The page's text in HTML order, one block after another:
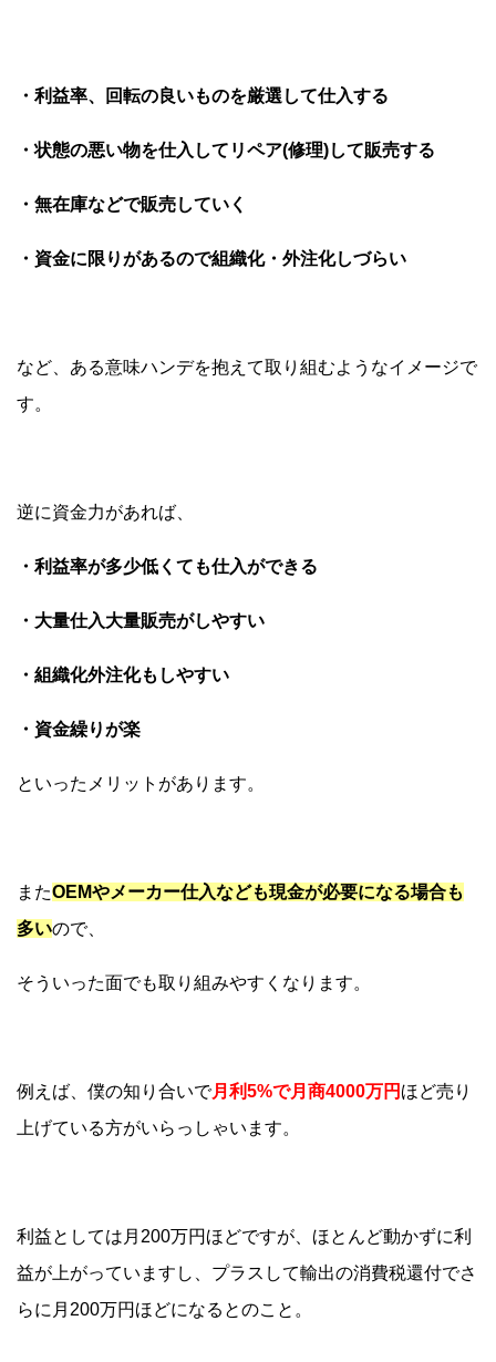
・利益率、回転の良いものを厳選して仕入する
・状態の悪い物を仕入してリペア(修理)して販売する
・無在庫などで販売していく
・資金に限りがあるので組織化・外注化しづらい
など、ある意味ハンデを抱えて取り組むようなイメージで
す。
逆に資金力があれば、
・利益率が多少低くても仕入ができる
・大量仕入大量販売がしやすい
・組織化外注化もしやすい
・資金繰りが楽
といったメリットがあります。
またOEMやメーカー仕入なども現金が必要になる場合も
多いので、
そういった面でも取り組みやすくなります。
例えば、僕の知り合いで月利5%で月商4000万円 ほど売り
上げている方がいらっしゃいます。
利益としては月200万円ほどですが、ほとんど動かずに利
益が上がっていますし、プラスして輸出の消費税還付でさ
らに月200万円ほどになるとのこと。